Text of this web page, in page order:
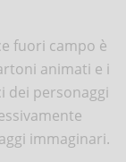
fuori campo è
animati e i
dei personaggi
immaginari.